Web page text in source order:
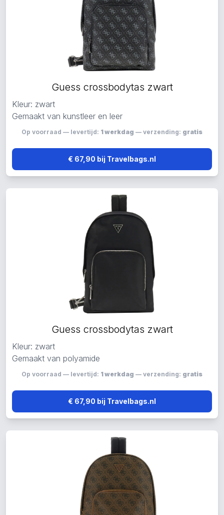
Guess crossbodytas zwart
Kleur: zwart
Gemaakt van kunstleer en leer
Op voorraad — levertijd: 1 werkdag — verzending: gratis
€ 67,90 bij Travelbags.nl
Guess crossbodytas zwart
Kleur: zwart
Gemaakt van polyamide
Op voorraad — levertijd: 1 werkdag — verzending: gratis
€ 67,90 bij Travelbags.nl